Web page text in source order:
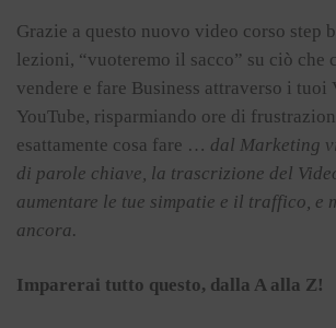
Grazie a questo nuovo video corso step
lezioni, “vuoteremo il sacco” su ciò che
vendere e fare Business attraverso i tuoi
YouTube, risparmiando ore di
esattamente cosa fare … dal Marketing
di parole chiave, la trascrizione del
aumentare le tue simpatie e il traffico, e
ancora.
Imparerai tutto questo, dalla A alla Z!